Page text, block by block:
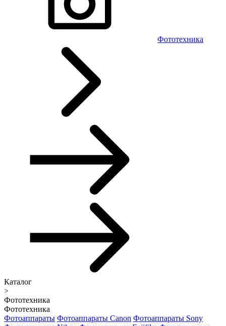
Фототехника
Каталог
>
Фототехника
Фототехника
Фотоаппараты Фотоаппараты Canon Фотоаппараты Sony